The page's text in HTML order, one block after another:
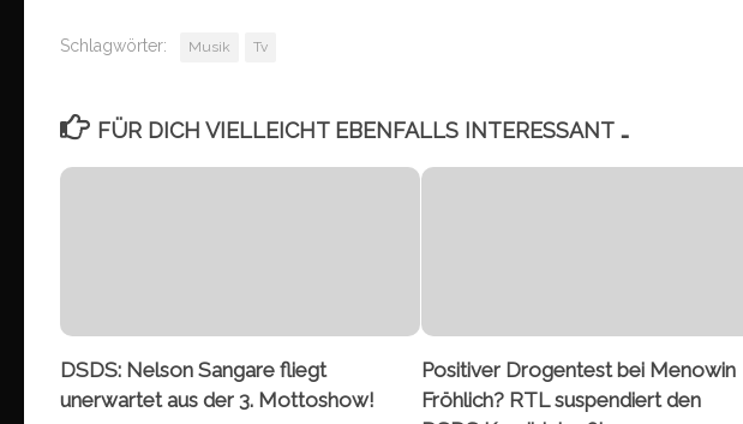
Schlagwörter: Musik Tv
FÜR DICH VIELLEICHT EBENFALLS INTERESSANT …
DSDS: Nelson Sangare fliegt
unerwartet aus der 3. Mottoshow!
Positiver Drogentest bei Menowin
Fröhlich? RTL suspendiert den